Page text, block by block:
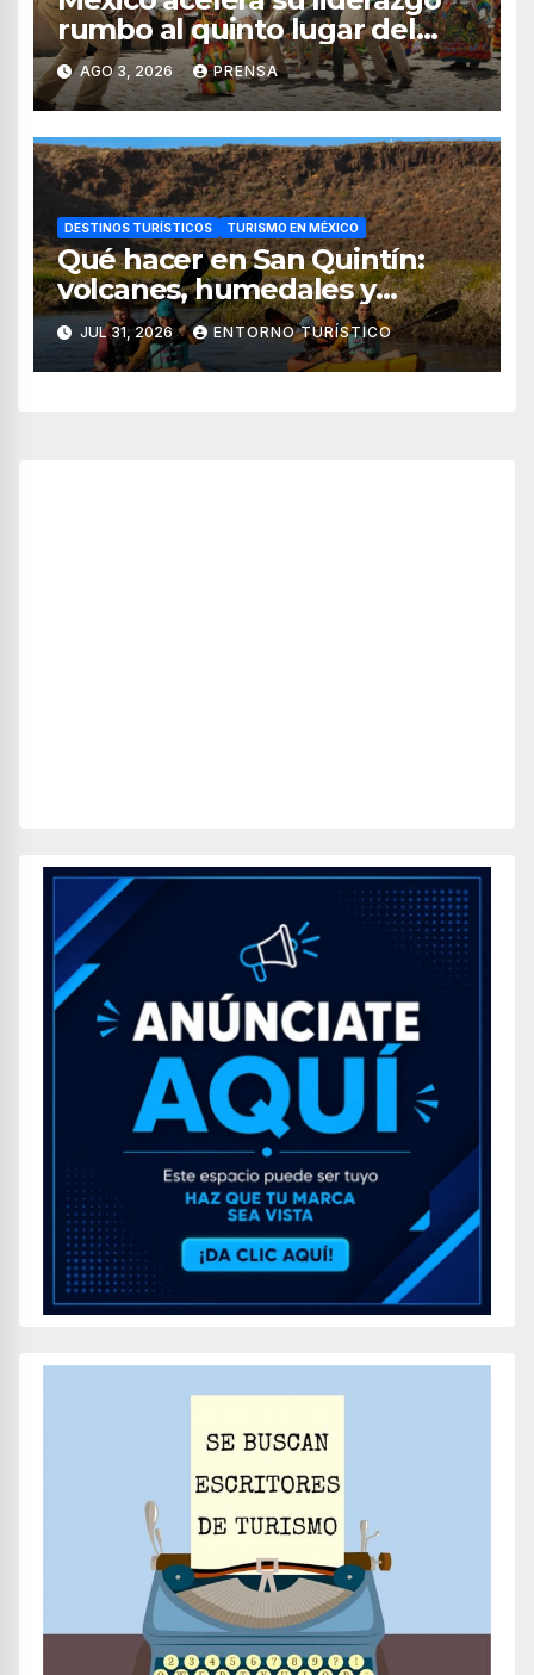
rumbo al quinto lugar del
turismo mundial
AGO 3, 2026 PRENSA
DESTINOS TURÍSTICOS TURISMO EN MÉXICO
Qué hacer en San Quintín:
volcanes, humedales y
sabores del mar
JUL 31, 2026 ENTORNO TURÍSTICO